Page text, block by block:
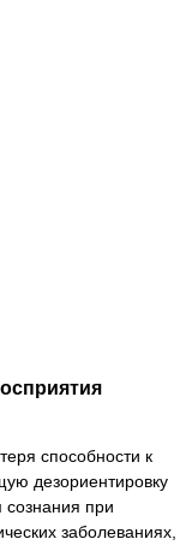
способности к
дезориентировку
при
заболеваниях,